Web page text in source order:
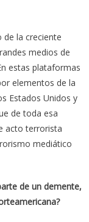
de la creciente
medios de
estas plataformas
elementos de la
Estados Unidos y
de toda esa
acto terrorista
mediático
de un demente,